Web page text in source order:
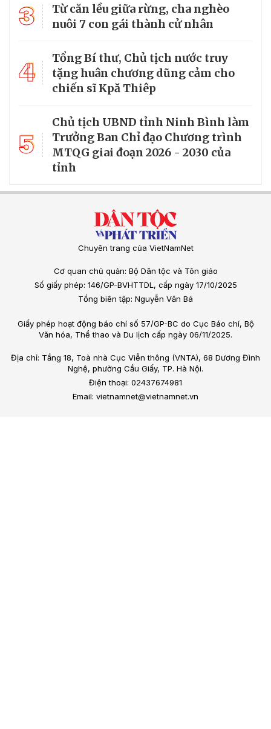
3
Từ căn lều giữa rừng, cha nghèo
nuôi 7 con gái thành cử nhân
4
Tổng Bí thư, Chủ tịch nước truy
tặng huân chương dũng cảm cho
chiến sĩ Kpă Thiêp
5
Chủ tịch UBND tỉnh Ninh Bình làm
Trưởng Ban Chỉ đạo Chương trình
MTQG giai đoạn 2026 - 2030 của
tỉnh
Chuyên trang của VietNamNet
Cơ quan chủ quản: Bộ Dân tộc và Tôn giáo
Số giấy phép: 146/GP-BVHTTDL, cấp ngày 17/10/2025
Tổng biên tập: Nguyễn Văn Bá
Giấy phép hoạt động báo chí số 57/GP-BC do Cục Báo chí, Bộ
Văn hóa, Thể thao và Du lịch cấp ngày 06/11/2025.
Địa chỉ: Tầng 18, Toà nhà Cục Viễn thông (VNTA), 68 Dương Đình
Nghệ, phường Cầu Giấy, TP. Hà Nội.
Điện thoại: 02437674981
Email: vietnamnet@vietnamnet.vn